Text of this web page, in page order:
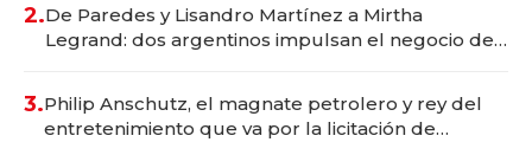
2.De Paredes y Lisandro Martínez a Mirtha
Legrand: dos argentinos impulsan el negocio del
3.Philip Anschutz, el magnate petrolero y rey del
entretenimiento que va por la licitación de